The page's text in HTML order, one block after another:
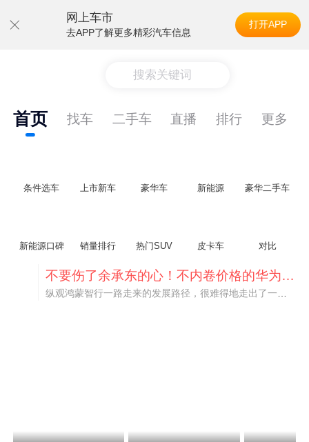
网上车市
去APP了解更多精彩汽车信息
打开APP
搜索关键词
首页 找车 二手车 直播 排行 更多
条件选车 上市新车 豪华车 新能源 豪华二手车
新能源口碑 销量排行 热门SUV 皮卡车 对比
不要伤了余承东的心！不内卷价格的华为，弥足珍贵！